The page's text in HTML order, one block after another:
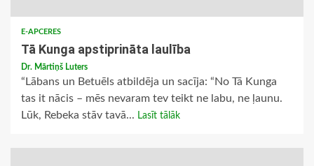
E-APCERES
Tā Kunga apstiprināta laulība
Dr. Mārtiņš Luters
“Lābans un Betuēls atbildēja un sacīja: “No Tā Kunga
tas it nācis – mēs nevaram tev teikt ne labu, ne ļaunu.
Lūk, Rebeka stāv tavā... Lasīt tālāk